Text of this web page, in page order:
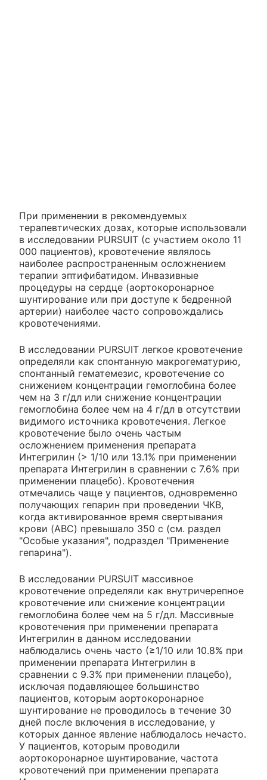
При применении в рекомендуемых
терапевтических дозах, которые использовали
в исследовании PURSUIT (с участием около 11
000 пациентов), кровотечение являлось
наиболее распространенным осложнением
терапии эптифибатидом. Инвазивные
процедуры на сердце (аортокоронарное
шунтирование или при доступе к бедренной
артерии) наиболее часто сопровождались
кровотечениями.
В исследовании PURSUIT легкое кровотечение
определяли как спонтанную макрогематурию,
спонтанный гематемезис, кровотечение со
снижением концентрации гемоглобина более
чем на 3 г/дл или снижение концентрации
гемоглобина более чем на 4 г/дл в отсутствии
видимого источника кровотечения. Легкое
кровотечение было очень частым
осложнением применения препарата
Интегрилин (> 1/10 или 13.1% при применении
препарата Интегрилин в сравнении с 7.6% при
применении плацебо). Кровотечения
отмечались чаще у пациентов, одновременно
получающих гепарин при проведении ЧКВ,
когда активированное время свертывания
крови (ABC) превышало 350 с (см. раздел
"Особые указания", подраздел "Применение
гепарина").
В исследовании PURSUIT массивное
кровотечение определяли как внутричерепное
кровотечение или снижение концентрации
гемоглобина более чем на 5 г/дл. Массивные
кровотечения при применении препарата
Интегрилин в данном исследовании
наблюдались очень часто (≥1/10 или 10.8% при
применении препарата Интегрилин в
сравнении с 9.3% при применении плацебо),
исключая подавляющее большинство
пациентов, которым аортокоронарное
шунтирование не проводилось в течение 30
дней после включения в исследование, у
которых данное явление наблюдалось нечасто.
У пациентов, которым проводили
аортокоронарное шунтирование, частота
кровотечений при применении препарата